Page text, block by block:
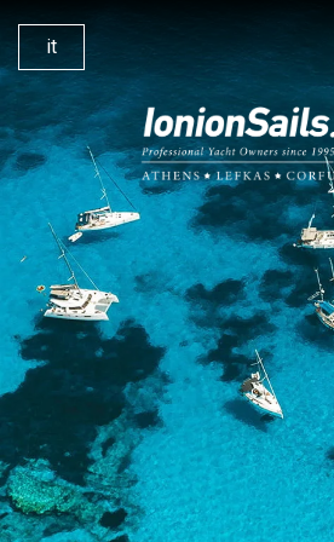
it
Le Nostre Barche a Vela
I Nostri Catamarani
Noleggio senza Skipper
Noleggio con Skipper
Esclusive Vacanze
Perché Scegliere Noi
Navigando da Lefkada
Base di Lefkada
I Nostri Servizi
Yacht Management